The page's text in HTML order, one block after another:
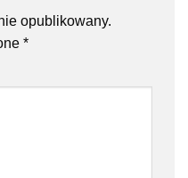
opublikowany.
*